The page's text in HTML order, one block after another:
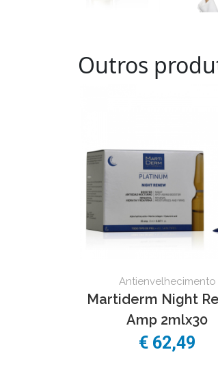
Outros
Antienvelhecimento
Martiderm Night
Amp 2mlx30
€ 62,49